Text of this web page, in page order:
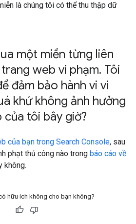
là chúng tôi có thể thu thập dữ
một miền từng liên
web vi phạm. Tôi
đảm bảo hành vi vi
khứ không ảnh hưởng
tôi bây giờ?
của bạn trong Search Console, sau
phạt thủ công nào trong báo cáo về
không.
hữu ích không cho bạn không?